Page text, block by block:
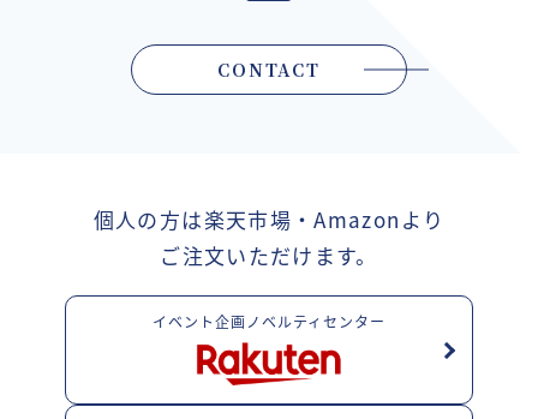
CONTACT
個人の方は楽天市場・Amazonより
ご注文いただけます。
イベント企画ノベルティセンター